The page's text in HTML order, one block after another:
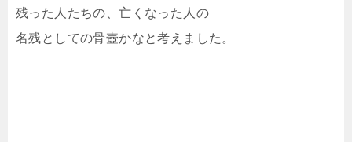
残った人たちの、亡くなった人の
名残としての骨壺かなと考えました。